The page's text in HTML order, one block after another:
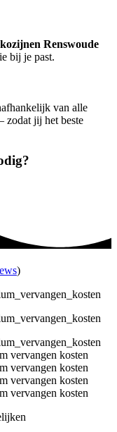
Renswoude
bij je past.
van alle
zodat jij het beste
)